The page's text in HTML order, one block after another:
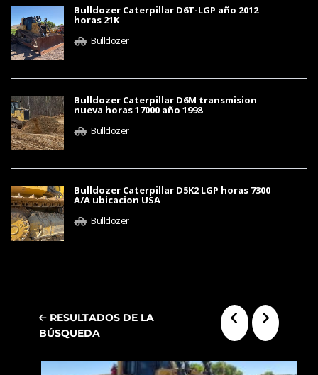
Bulldozer Caterpillar D6T-LGP año 2012
horas 21K
Bulldozer
Bulldozer Caterpillar D6M transmision
nueva horas 17000 año 1998
Bulldozer
Bulldozer Caterpillar D5K2 LGP horas 7300
A/A ubicacion USA
Bulldozer
RESULTADOS DE LA
BÚSQUEDA